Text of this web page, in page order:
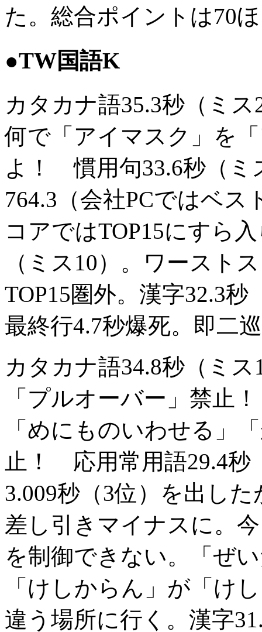
た。総合ポイントは70
●TW国語K
カタカナ語35.3秒（ミ
何で「アイマスク」を
よ！ 慣用句33.6秒（ミ
764.3（会社PCではベ
コアではTOP15にすら
（ミス10）。ワースト
TOP15圏外。漢字32.3
最終行4.7秒爆死。即二
カタカナ語34.8秒（ミ
「プルオーバー」禁止
「めにものいわせる」
止！ 応用常用語29.4秒
3.009秒（3位）を出し
差し引きマイナスに。
を制御できない。「ぜ
「けしからん」が「け
違う場所に行く。漢字